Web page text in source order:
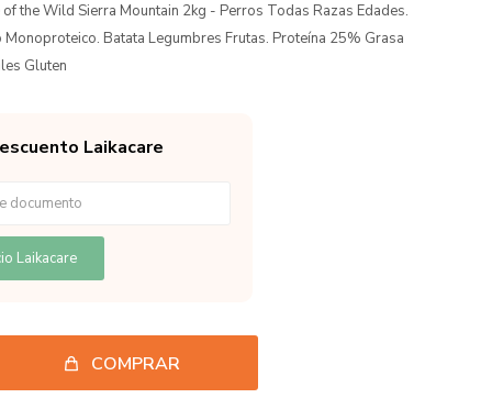
the Wild Sierra Mountain 2kg - Perros Todas Razas Edades.
Batata Legumbres Frutas. Proteína 25% Grasa
Gluten
Laikacare
Laikacare
COMPRAR